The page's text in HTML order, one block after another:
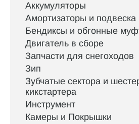
Аккумуляторы
Амортизаторы и подвеска
Бендиксы и обгонные
Двигатель в сборе
Запчасти для снегоходов
Зип
Зубчатые сектора и
кикстартера
Инструмент
Камеры и Покрышки